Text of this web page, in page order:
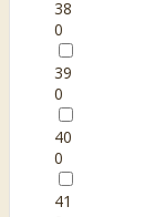
38
0
39
0
40
0
41